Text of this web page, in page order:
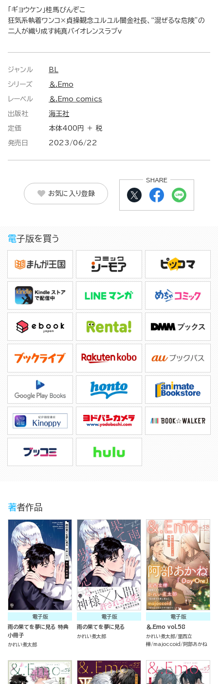
「ギョウケン」桂馬びんぞこ
狂気系執着ワンコ×貞操観念ユルユル闇金社長、“混ぜるな危険”の
二人が織り成す純真バイオレンスラブv
ジャンル BL
シリーズ ＆.Emo
レーベル ＆.Emo comics
出版社 海王社
定価 本体400円 ＋ 税
発売日 2023/06/22
お気に入り登録
SHARE
電子版を買う
著者作品
電子版
雨の果てを夢に見る 特典
小冊子
かれい煮太郎
電子版
雨の果てを夢に見る
かれい煮太郎
電子版
＆.Emo vol.58
かれい煮太郎 里西立
樺 majoccoid 阿部あかね